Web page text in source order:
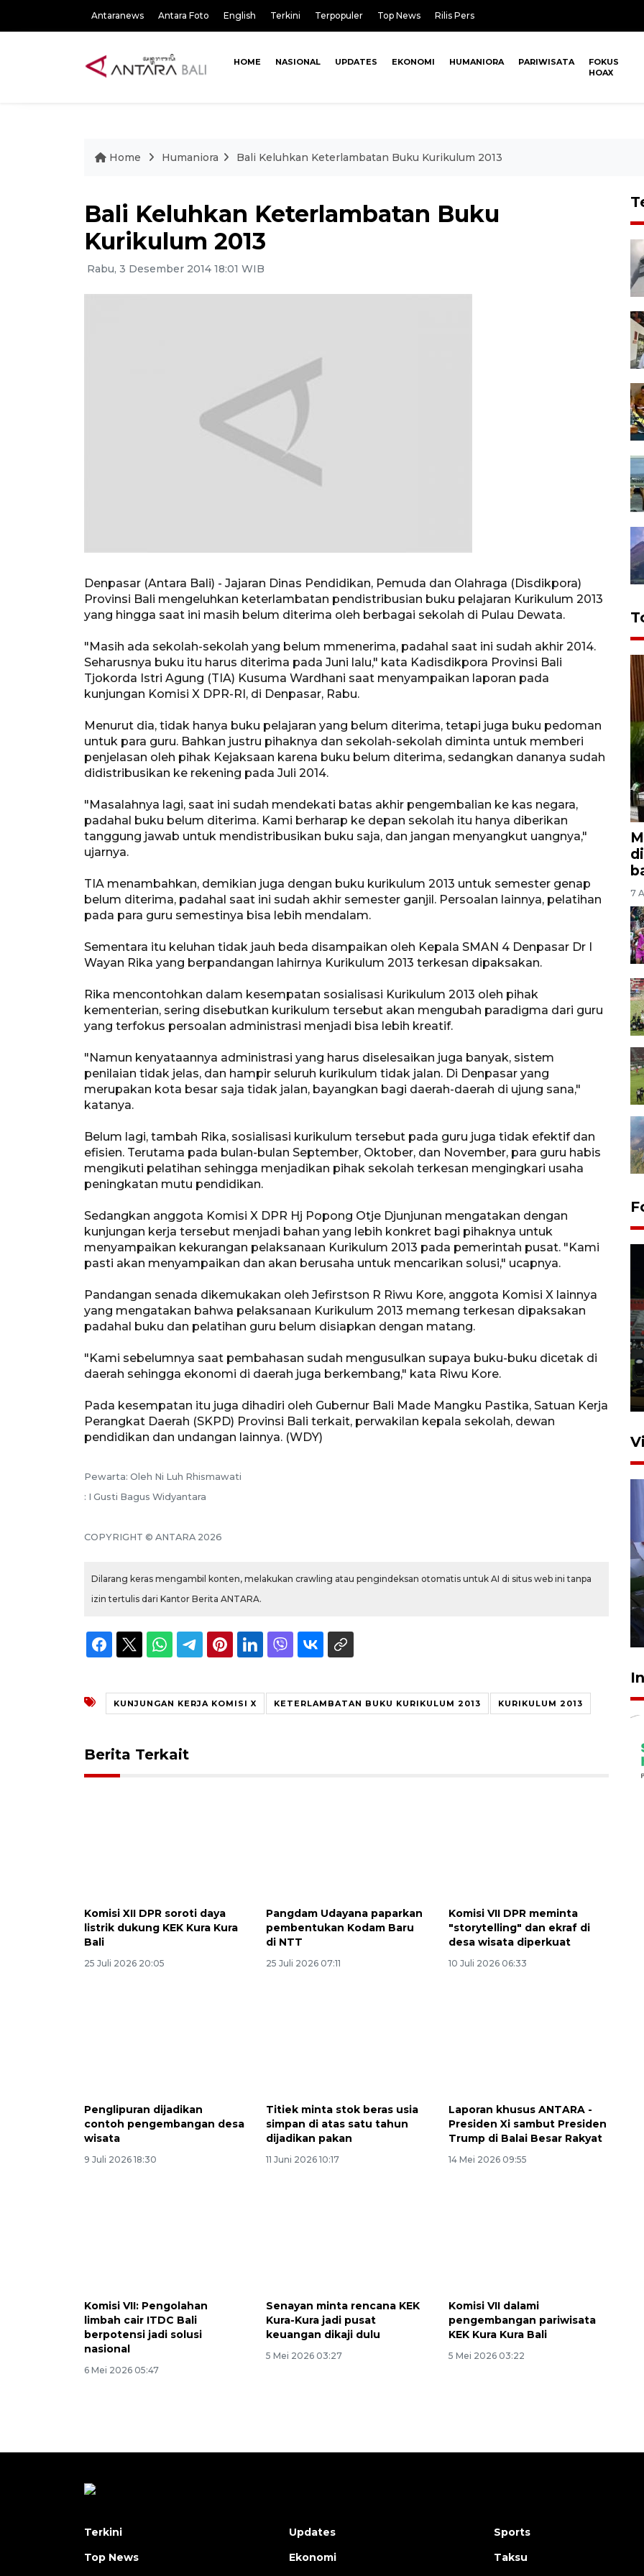
Antaranews Antara Foto English Terkini Terpopuler Top News Rilis Pers
HOME NASIONAL UPDATES EKONOMI HUMANIORA PARIWISATA
FOKUS
HOAX
Home Humaniora Bali Keluhkan Keterlambatan Buku Kurikulum 2013
Bali Keluhkan Keterlambatan Buku
Kurikulum 2013
Rabu, 3 Desember 2014 18:01 WIB
Denpasar (Antara Bali) - Jajaran Dinas Pendidikan, Pemuda dan Olahraga (Disdikpora)
Provinsi Bali mengeluhkan keterlambatan pendistribusian buku pelajaran Kurikulum 2013
yang hingga saat ini masih belum diterima oleh berbagai sekolah di Pulau Dewata.
"Masih ada sekolah-sekolah yang belum mmenerima, padahal saat ini sudah akhir 2014.
Seharusnya buku itu harus diterima pada Juni lalu," kata Kadisdikpora Provinsi Bali
Tjokorda Istri Agung (TIA) Kusuma Wardhani saat menyampaikan laporan pada
kunjungan Komisi X DPR-RI, di Denpasar, Rabu.
Menurut dia, tidak hanya buku pelajaran yang belum diterima, tetapi juga buku pedoman
untuk para guru. Bahkan justru pihaknya dan sekolah-sekolah diminta untuk memberi
penjelasan oleh pihak Kejaksaan karena buku belum diterima, sedangkan dananya sudah
didistribusikan ke rekening pada Juli 2014.
"Masalahnya lagi, saat ini sudah mendekati batas akhir pengembalian ke kas negara,
padahal buku belum diterima. Kami berharap ke depan sekolah itu hanya diberikan
tanggung jawab untuk mendistribusikan buku saja, dan jangan menyangkut uangnya,"
ujarnya.
TIA menambahkan, demikian juga dengan buku kurikulum 2013 untuk semester genap
belum diterima, padahal saat ini sudah akhir semester ganjil. Persoalan lainnya, pelatihan
pada para guru semestinya bisa lebih mendalam.
Sementara itu keluhan tidak jauh beda disampaikan oleh Kepala SMAN 4 Denpasar Dr I
Wayan Rika yang berpandangan lahirnya Kurikulum 2013 terkesan dipaksakan.
Rika mencontohkan dalam kesempatan sosialisasi Kurikulum 2013 oleh pihak
kementerian, sering disebutkan kurikulum tersebut akan mengubah paradigma dari guru
yang terfokus persoalan administrasi menjadi bisa lebih kreatif.
"Namun kenyataannya administrasi yang harus diselesaikan juga banyak, sistem
penilaian tidak jelas, dan hampir seluruh kurikulum tidak jalan. Di Denpasar yang
merupakan kota besar saja tidak jalan, bayangkan bagi daerah-daerah di ujung sana,"
katanya.
Belum lagi, tambah Rika, sosialisasi kurikulum tersebut pada guru juga tidak efektif dan
efisien. Terutama pada bulan-bulan September, Oktober, dan November, para guru habis
mengikuti pelatihan sehingga menjadikan pihak sekolah terkesan mengingkari usaha
peningkatan mutu pendidikan.
Sedangkan anggota Komisi X DPR Hj Popong Otje Djunjunan mengatakan dengan
kunjungan kerja tersebut menjadi bahan yang lebih konkret bagi pihaknya untuk
menyampaikan kekurangan pelaksanaan Kurikulum 2013 pada pemerintah pusat. "Kami
pasti akan menyampaikan dan akan berusaha untuk mencarikan solusi," ucapnya.
Pandangan senada dikemukakan oleh Jefirstson R Riwu Kore, anggota Komisi X lainnya
yang mengatakan bahwa pelaksanaan Kurikulum 2013 memang terkesan dipaksakan
padahal buku dan pelatihan guru belum disiapkan dengan matang.
"Kami sebelumnya saat pembahasan sudah mengusulkan supaya buku-buku dicetak di
daerah sehingga ekonomi di daerah juga berkembang," kata Riwu Kore.
Pada kesempatan itu juga dihadiri oleh Gubernur Bali Made Mangku Pastika, Satuan Kerja
Perangkat Daerah (SKPD) Provinsi Bali terkait, perwakilan kepala sekolah, dewan
pendidikan dan undangan lainnya. (WDY)
Pewarta: Oleh Ni Luh Rhismawati
: I Gusti Bagus Widyantara
COPYRIGHT © ANTARA 2026
Dilarang keras mengambil konten, melakukan crawling atau pengindeksan otomatis untuk AI di situs web ini tanpa
izin tertulis dari Kantor Berita ANTARA.
KUNJUNGAN KERJA KOMISI X KETERLAMBATAN BUKU KURIKULUM 2013 KURIKULUM 2013
Berita Terkait
Komisi XII DPR soroti daya
listrik dukung KEK Kura Kura
Bali
25 Juli 2026 20:05
Pangdam Udayana paparkan
pembentukan Kodam Baru
di NTT
25 Juli 2026 07:11
Komisi VII DPR meminta
"storytelling" dan ekraf di
desa wisata diperkuat
10 Juli 2026 06:33
Penglipuran dijadikan
contoh pengembangan desa
wisata
9 Juli 2026 18:30
Titiek minta stok beras usia
simpan di atas satu tahun
dijadikan pakan
11 Juni 2026 10:17
Laporan khusus ANTARA -
Presiden Xi sambut Presiden
Trump di Balai Besar Rakyat
14 Mei 2026 09:55
Komisi VII: Pengolahan
limbah cair ITDC Bali
berpotensi jadi solusi
nasional
6 Mei 2026 05:47
Senayan minta rencana KEK
Kura-Kura jadi pusat
keuangan dikaji dulu
5 Mei 2026 03:27
Komisi VII dalami
pengembangan pariwisata
KEK Kura Kura Bali
5 Mei 2026 03:22
7
Tiga matra TNI unjuk
Trisila Nusantara dalam
latihan di Kepri
Polisi tetapkan lima tersangka
Awas penipuan berbasis AI
2026-08-07 13:45:00
Terkini
Top News
Updates
Ekonomi
Sports
Taksu